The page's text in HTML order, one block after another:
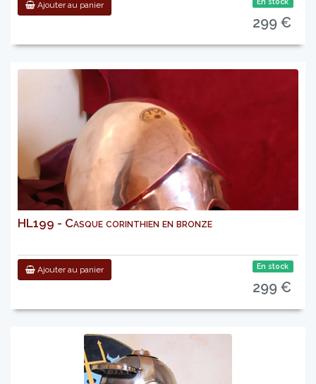
Ajouter au panier
299 €
HL199 - Casque corinthien en bronze
Ajouter au panier En stock
299 €